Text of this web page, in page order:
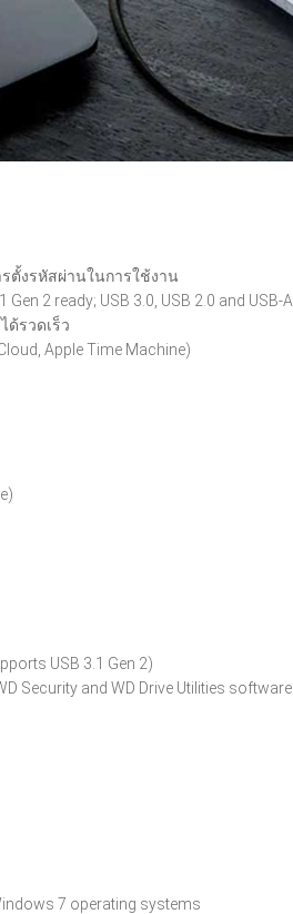
ตั้งรหัสผ่านในการใช้งาน
2 ready; USB 3.0, USB 2.0 and USB-A
ด้รวดเร็ว
Apple Time Machine)
USB 3.1 Gen 2)
Security and WD Drive Utilities software
7 operating systems